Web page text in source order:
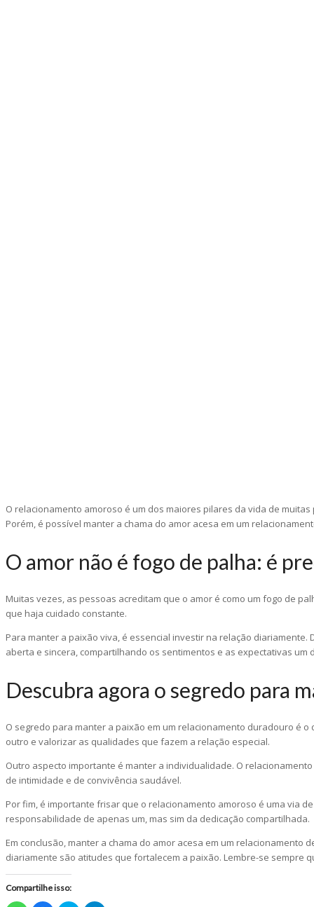
O relacionamento amoroso é um dos maiores pilares da vida de
Porém, é possível manter a chama do amor acesa em um
O amor não é fogo de palha: é
Muitas vezes, as pessoas acreditam que o amor é como um fogo de
que haja cuidado constante.
Para manter a paixão viva, é essencial investir na relação
aberta e sincera, compartilhando os sentimentos e as expectativas um
Descubra agora o segredo para
O segredo para manter a paixão em um relacionamento duradouro é
outro e valorizar as qualidades que fazem a relação especial.
Outro aspecto importante é manter a individualidade. O
de intimidade e de convivência saudável.
Por fim, é importante frisar que o relacionamento amoroso é uma via
responsabilidade de apenas um, mas sim da dedicação compartilhada.
Em conclusão, manter a chama do amor acesa em um
diariamente são atitudes que fortalecem a paixão. Lembre-se sempre
Compartilhe isso: